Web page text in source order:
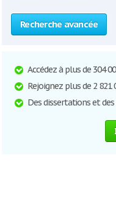
Recherche avancée
Accédez à plus de 304
Rejoignez plus de 2
Des dissertations et